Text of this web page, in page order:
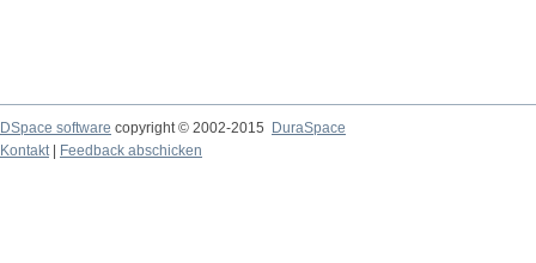
DSpace software copyright © 2002-2015
DuraSpace
Kontakt| Feedback abschicken